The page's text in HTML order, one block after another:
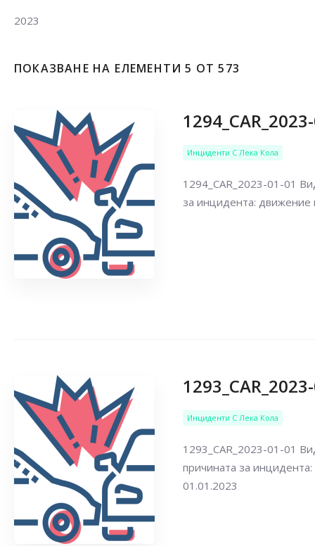
2023
ПОКАЗВАНЕ НА ЕЛЕМЕНТИ 5 ОТ 573
Инциденти С Лека Кола
1294_CAR_2023-01-01
за инцидента: движение
Инциденти С Лека Кола
1293_CAR_2023-01-01
причината за
01.01.2023